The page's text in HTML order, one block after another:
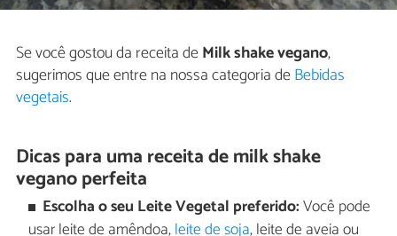
Se você gostou da receita deMilk shake vegano,
sugerimos que entre na nossa categoria deBebidas
vegetais.
Dicas para uma receita de milk shake
vegano perfeita
Escolha o seu Leite Vegetal preferido:Você pode
usar leite de amêndoa,leite de soja, leite de aveia ou